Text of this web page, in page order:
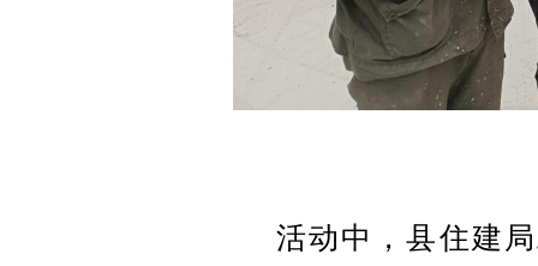
活动中，县住建